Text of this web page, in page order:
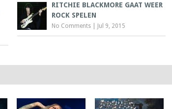
RITCHIE BLACKMORE GAAT WEER
ROCK SPELEN
No Comments Jul 9, 2015